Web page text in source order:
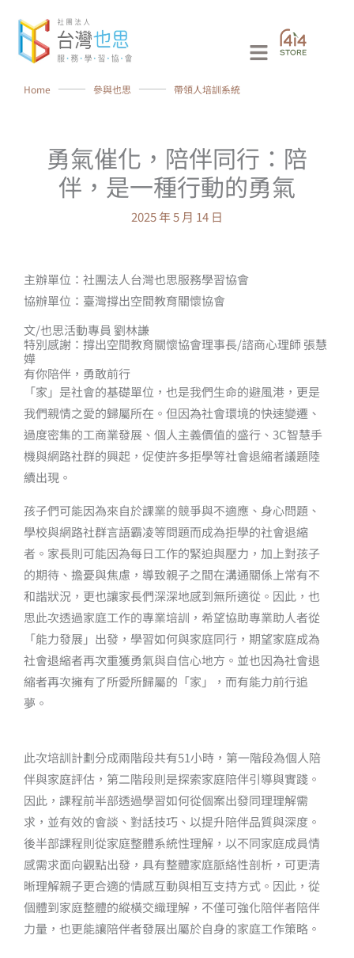
Main
Home ⸻ 參與也思 ⸻ 帶領人培訓系統
勇氣催化，陪伴同行：陪
伴，是一種行動的勇氣
2025 年 5 月 14 日
主辦單位：社團法人台灣也思服務學習協會
協辦單位：臺灣撐出空間教育關懷協會
文/也思活動專員 劉林謙​
特別感謝：撐出空間教育關懷協會理事長/諮商心理師 張慧
嬅​
有你陪伴，勇敢前行
「家」是社會的基礎單位，也是我們生命的避風港，更是
我們親情之愛的歸屬所在。但因為社會環境的快速變遷、
過度密集的工商業發展、個人主義價值的盛行、3C智慧手
機與網路社群的興起，促使許多拒學等社會退縮者議題陸
續出現。
孩子們可能因為來自於課業的競爭與不適應、身心問題、
學校與網路社群言語霸凌等問題而成為拒學的社會退縮
者。家長則可能因為每日工作的緊迫與壓力，加上對孩子
的期待、擔憂與焦慮，導致親子之間在溝通關係上常有不
和諧狀況，更也讓家長們深深地感到無所適從。因此，也
思此次透過家庭工作的專業培訓，希望協助專業助人者從
「能力發展」出發，學習如何與家庭同行，期望家庭成為
社會退縮者再次重獲勇氣與自信心地方。並也因為社會退
縮者再次擁有了所愛所歸屬的「家」，而有能力前行追
夢。
此次培訓計劃分成兩階段共有51小時，第一階段為個人陪
伴與家庭評估，第二階段則是探索家庭陪伴引導與實踐。
因此，課程前半部透過學習如何從個案出發同理理解需
求，並有效的會談、對話技巧、以提升陪伴品質與深度。
後半部課程則從家庭整體系統性理解，以不同家庭成員情
感需求面向觀點出發，具有整體家庭脈絡性剖析，可更清
晰理解親子更合適的情感互動與相互支持方式。因此，從
個體到家庭整體的縱橫交織理解，不僅可強化陪伴者陪伴
力量，也更能讓陪伴者發展出屬於自身的家庭工作策略。